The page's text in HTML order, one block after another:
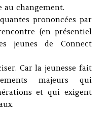
au changement.
prononcées par
(en présentiel
jeunes de Connect
Car la jeunesse fait
majeurs qui
et qui exigent